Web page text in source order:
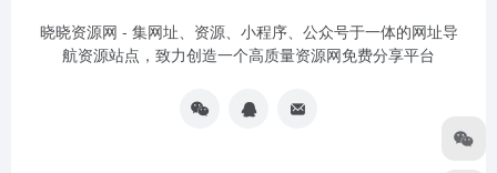
晓晓资源网 - 集网址、资源、小程序、公众号于一体的网址导
航资源站点，致力创造一个高质量资源网免费分享平台